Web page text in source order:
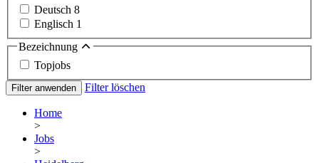
Deutsch 8
Englisch 1
Bezeichnung
Topjobs
Filter anwenden Filter löschen
Home
>
Jobs
>